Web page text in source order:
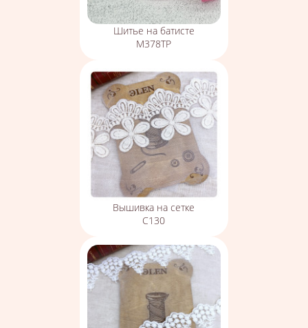
Шитье на батисте
М378ТР
Вышивка на сетке
С130